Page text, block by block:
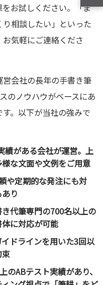
お試しください。「ま
相談したい」といった
気軽にご連絡くださ
会社の長年の手書き筆
のノウハウがベースにあ
。以下が当社の強みで
績がある会社が運営。上
な文面や文例をご用意
や定期的な発注にも対
り
代筆専門の700名以上の
に対応が可能
ドラインを用いた3回以
のABテスト実績があり、